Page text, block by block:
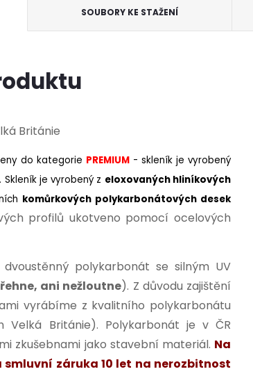
SOUBORY KE STAŽENÍ
Británie
do kategorie PREMIUM - skleník je vyrobený
Skleník je vyrobený z eloxovaných hliníkových
komůrkových polykarbonátových desek
profilů ukotveno pomocí ocelových
polykarbonát se silným UV
ani nežloutne). Z důvodu zajištění
vyrábíme z kvalitního polykarbonátu
Velká Británie). Polykarbonát je v ČR
zkušebnami jako stavební materiál. Na
záruka 10 let na nerozbitnost